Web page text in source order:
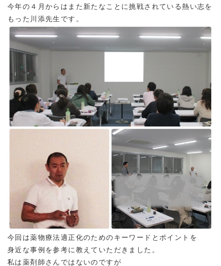
今年の ４月からはまた新たなことに挑戦されている熱い志を
もった川添先生です。
今回は薬物療法適正化のためのキーワードとポイントを
身近な事例を参考に教えていただきました。
私は薬剤師さんではないのですが